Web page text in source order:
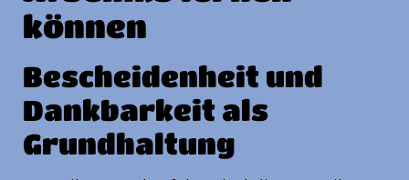
können
Bescheidenheit und
Dankbarkeit als
Grundhaltung